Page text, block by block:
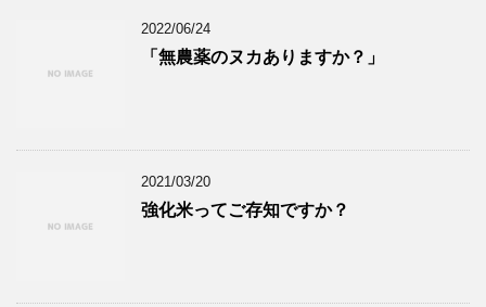
2022/06/24
「無農薬のヌカありますか？」
2021/03/20
強化米ってご存知ですか？